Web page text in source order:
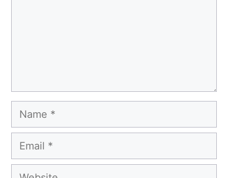
Name
Email
Website